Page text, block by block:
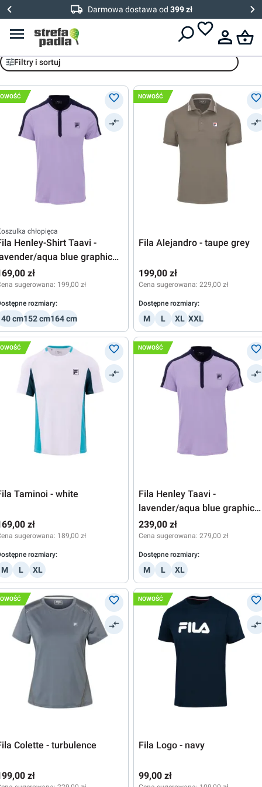
Darmowa dostawa od 399 zł
Fila
Filtry i sortuj
chłopięca
Henley-Shirt Taavi -
aqua blue graphic
zł
sugerowana: 199,00 zł
rozmiary:
cm152 cm164 cm
NOWOŚĆ
Fila Alejandro - taupe grey
199,00 zł
Cena sugerowana: 229,00 zł
Dostępne rozmiary:
M L XL XXL
Taminoi - white
zł
sugerowana: 189,00 zł
rozmiary:
M L XL
NOWOŚĆ
Fila Henley Taavi -
lavender/aqua blue graphic
comb
239,00 zł
Cena sugerowana: 279,00 zł
Dostępne rozmiary:
M L XL
Colette - turbulence
zł
NOWOŚĆ
Fila Logo - navy
99,00 zł